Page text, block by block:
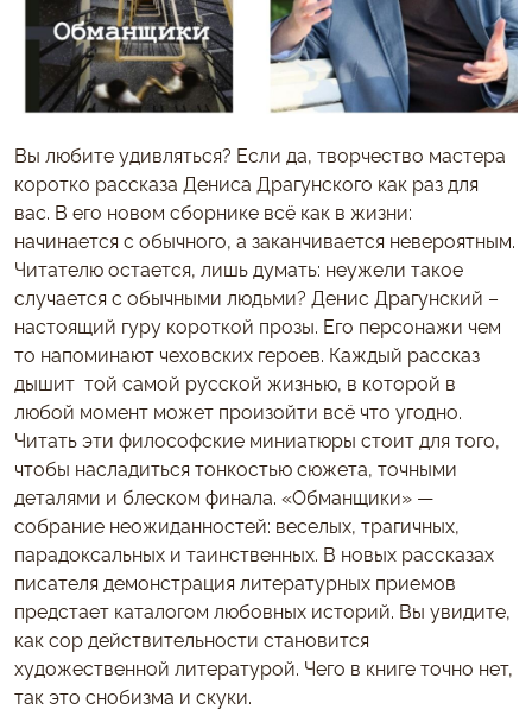
Вы любите удивляться? Если да, творчество мастера
коротко рассказа Дениса Драгунского как раз для
вас. В его новом сборнике всё как в жизни:
начинается с обычного, а заканчивается невероятным.
Читателю остается, лишь думать: неужели такое
случается с обычными людьми? Денис Драгунский –
настоящий гуру короткой прозы. Его персонажи чем
то напоминают чеховских героев. Каждый рассказ
дышит той самой русской жизнью, в которой в
любой момент может произойти всё что угодно.
Читать эти философские миниатюры стоит для того,
чтобы насладиться тонкостью сюжета, точными
деталями и блеском финала. «Обманщики» —
собрание неожиданностей: веселых, трагичных,
парадоксальных и таинственных. В новых рассказах
писателя демонстрация литературных приемов
предстает каталогом любовных историй. Вы увидите,
как сор действительности становится
художественной литературой. Чего в книге точно нет,
так это снобизма и скуки.